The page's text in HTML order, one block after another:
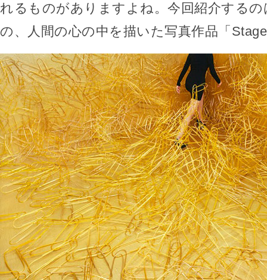
れるものがありますよね。今回紹介する
の、人間の心の中を描いた写真作品「